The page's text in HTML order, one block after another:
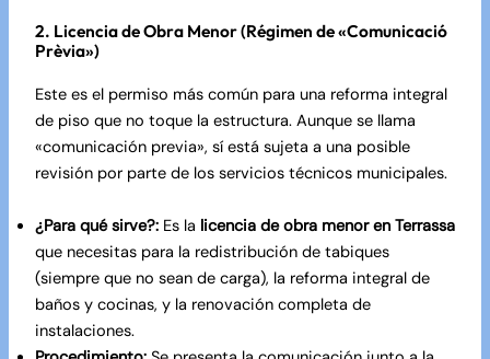
2. Licencia de Obra Menor (Régimen de «Comunicació
Prèvia»)
Este es el permiso más común para una reforma integral
de piso que no toque la estructura. Aunque se llama
«comunicación previa», sí está sujeta a una posible
revisión por parte de los servicios técnicos municipales.
¿Para qué sirve?:Es la licencia de obra menor en Terrassa
que necesitas para la redistribución de tabiques
(siempre que no sean de carga), la reforma integral de
baños y cocinas, y la renovación completa de
instalaciones.